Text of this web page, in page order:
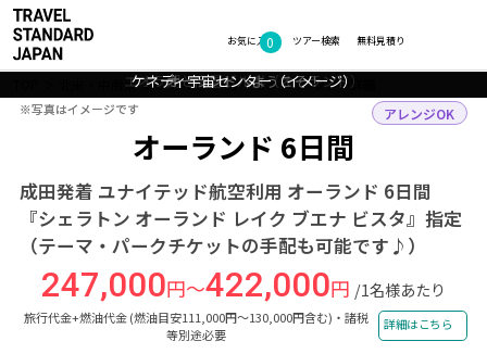
お気に入り
0 無料見積り
ツアー検索
北米・中南米 アメリカ オーランド ツアー詳細
オーランド 6日間
成田発着 ユナイテッド航空利用 オーランド 6日間
『シェラトン オーランド レイク ブエナ ビスタ』指定
（テーマ・パークチケットの手配も可能です♪）
アレンジOK
247,000円～422,000円 /1名様あたり
旅行代金+燃油代金 (燃油目安111,000円～130,000円含む)・諸税
等別途必要
詳細はこちら
ケネディ宇宙センター（イメージ）
エオラ湖と高層ビル群（オーランド）
オーランドへようこそ！
ケネディ宇宙センター（イメージ）
フォトギャラリー
※写真はイメージです
※写真はイメージです